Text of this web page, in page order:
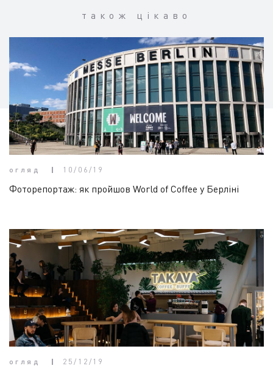
також цікаво
огляд 10/06/19
Фоторепортаж: як пройшов World of Coffee у Берліні
огляд 25/12/19